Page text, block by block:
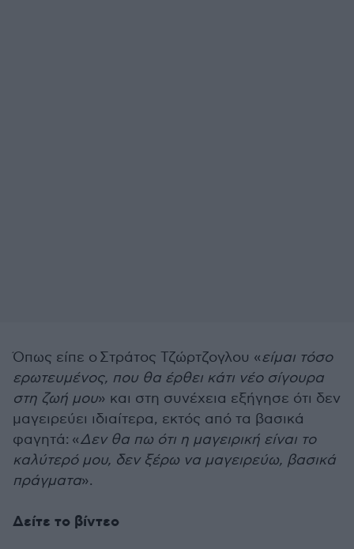
Όπως είπε οΣτράτος Τζώρτζογλου «είμαι τόσο
ερωτευμένος, που θα έρθει κάτι νέο σίγουρα
στη ζωή μου» και στη συνέχεια εξήγησε ότι δεν
μαγειρεύει ιδιαίτερα, εκτός από τα βασικά
φαγητά: «Δεν θα πω ότι η μαγειρική είναι το
καλύτερό μου, δεν ξέρω να μαγειρεύω, βασικά
πράγματα».
Δείτε το βίντεο